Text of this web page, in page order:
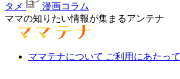
タメ
漫画コラム
ママの知りたい情報が集まるアンテナ
ママテナについて ご利用にあたって